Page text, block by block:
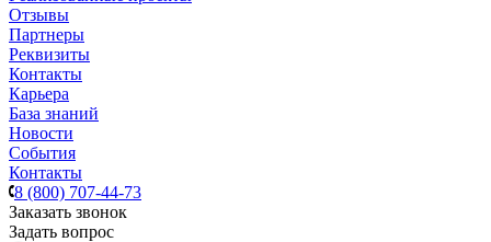
Отзывы
Партнеры
Реквизиты
Контакты
Карьера
База знаний
Новости
События
Контакты
8 (800) 707-44-73
Заказать звонок
Задать вопрос